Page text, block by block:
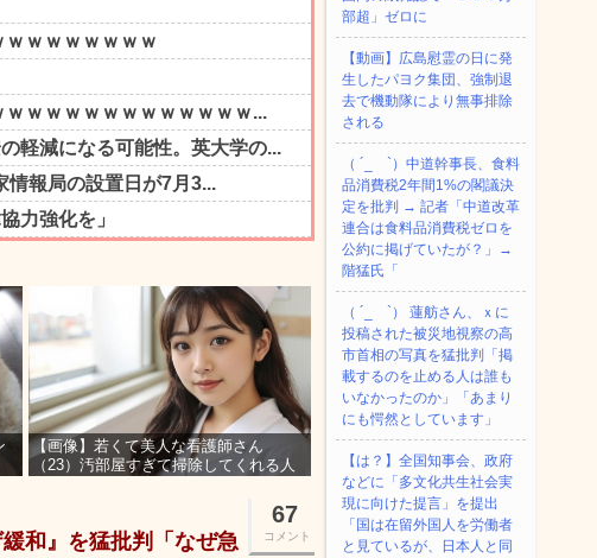
【画像】若くて美人な看護師さん
（23）汚部屋すぎて掃除してくれる人
67
コメント
和』を猛批判「なぜ急
部超」ゼロに
【動画】広島慰霊の日に発
生したパヨク集団、強制退
去で機動隊により無事排除
される
（ ´_ゝ`）中道幹事長、食料
品消費税2年間1%の閣議決
定を批判 → 記者「中道改革
連合は食料品消費税ゼロを
公約に掲げていたが？」→
階猛氏「
（ ´_ゝ`） 蓮舫さん、ｘに
投稿された被災地視察の高
市首相の写真を猛批判「掲
載するのを止める人は誰も
いなかったのか」「あまり
にも愕然としています」
【は？】全国知事会、政府
などに「多文化共生社会実
現に向けた提言」を提出
「国は在留外国人を労働者
と見ているが、日本人と同